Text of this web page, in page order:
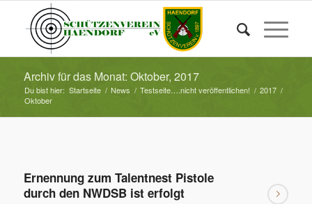
Archiv für das Monat: Oktober, 2017
Du bist hier: Startseite / News / Testseite….nicht veröffentlichen! / 2017 /
Oktober
Ernennung zum Talentnest Pistole
durch den NWDSB ist erfolgt